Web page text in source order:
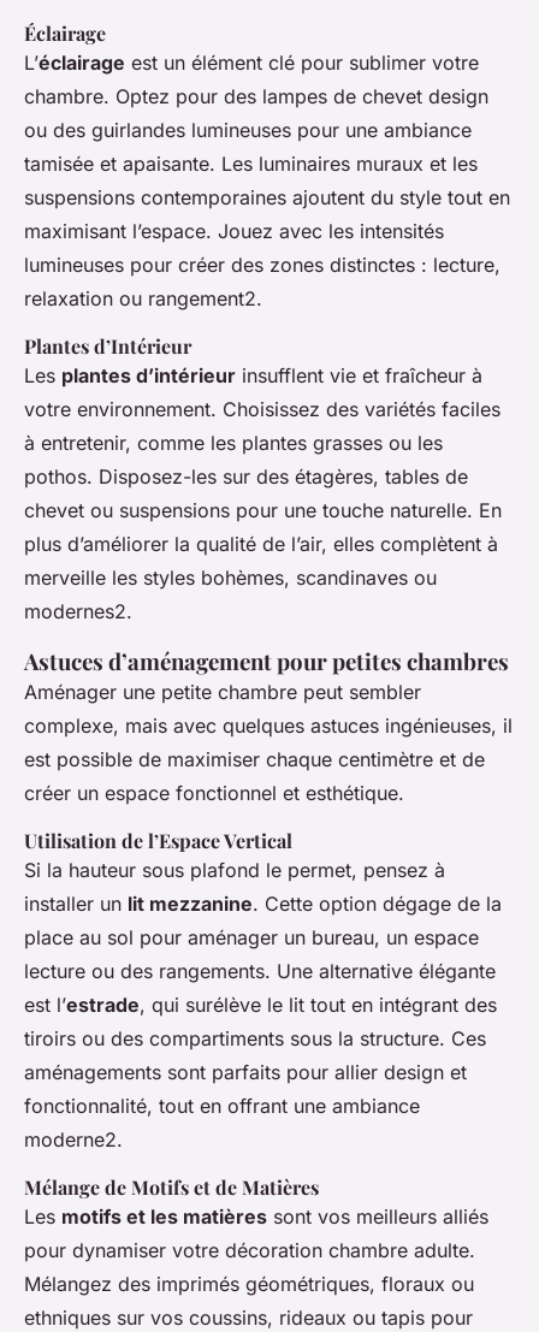
Éclairage
L’éclairage est un élément clé pour sublimer votre
chambre. Optez pour des lampes de chevet design
ou des guirlandes lumineuses pour une ambiance
tamisée et apaisante. Les luminaires muraux et les
suspensions contemporaines ajoutent du style tout en
maximisant l’espace. Jouez avec les intensités
lumineuses pour créer des zones distinctes : lecture,
relaxation ou rangement2.
Plantes d’Intérieur
Les plantes d’intérieur insufflent vie et fraîcheur à
votre environnement. Choisissez des variétés faciles
à entretenir, comme les plantes grasses ou les
pothos. Disposez-les sur des étagères, tables de
chevet ou suspensions pour une touche naturelle. En
plus d’améliorer la qualité de l’air, elles complètent à
merveille les styles bohèmes, scandinaves ou
modernes2.
Astuces d’aménagement pour petites chambres
Aménager une petite chambre peut sembler
complexe, mais avec quelques astuces ingénieuses, il
est possible de maximiser chaque centimètre et de
créer un espace fonctionnel et esthétique.
Utilisation de l’Espace Vertical
Si la hauteur sous plafond le permet, pensez à
installer un lit mezzanine. Cette option dégage de la
place au sol pour aménager un bureau, un espace
lecture ou des rangements. Une alternative élégante
est l’estrade, qui surélève le lit tout en intégrant des
tiroirs ou des compartiments sous la structure. Ces
aménagements sont parfaits pour allier design et
fonctionnalité, tout en offrant une ambiance
moderne2.
Mélange de Motifs et de Matières
Les motifs et les matières sont vos meilleurs alliés
pour dynamiser votre décoration chambre adulte.
Mélangez des imprimés géométriques, floraux ou
ethniques sur vos coussins, rideaux ou tapis pour